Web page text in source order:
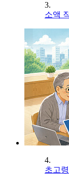
3.
소액
4.
초고